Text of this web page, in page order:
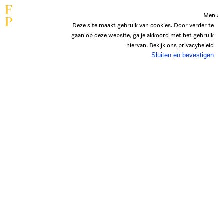
Deze site maakt gebruik van cookies. Door verder te
gaan op deze website, ga je akkoord met het gebruik
hiervan. Bekijk ons privacybeleid
Sluiten en bevestigen
F
P Menu